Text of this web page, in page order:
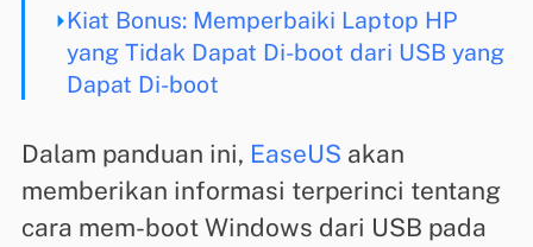
Kiat Bonus: Memperbaiki Laptop HP
yang Tidak Dapat Di-boot dari USB yang
Dapat Di-boot
Dalam panduan ini, EaseUS akan
memberikan informasi terperinci tentang
cara mem-boot Windows dari USB pada